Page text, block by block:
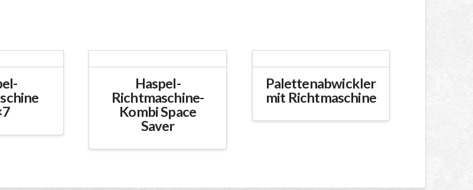
Haspel-
Richtmaschine-
Kombi Space
Saver
Palettenabwickler
mit Richtmaschine